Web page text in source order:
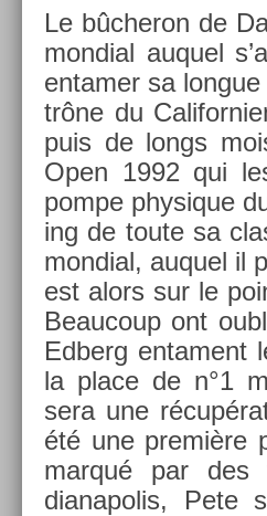
Le bûcheron de
mon­di­al auquel
en­tam­er sa
trône du
puis de longs
Open 1992 qui
pompe physique
ing de toute sa
mon­di­al, auquel il
est alors sur le
Be­aucoup ont
Ed­berg en­ta­ment
la place de n°1
sera une
été une première
marqué par
dianapolis, Pete